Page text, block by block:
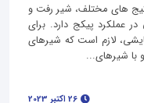
های مختلف، شیر رفت و
عملکرد پیکج دارد. برای
لازم است که شیرهای
با شیرهای...